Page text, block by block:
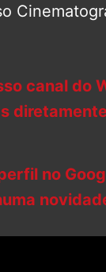
canal do
no